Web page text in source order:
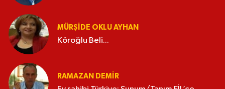
MÜRŞIDE OKLU AYHAN
Köroğlu Beli...
RAMAZAN DEMİR